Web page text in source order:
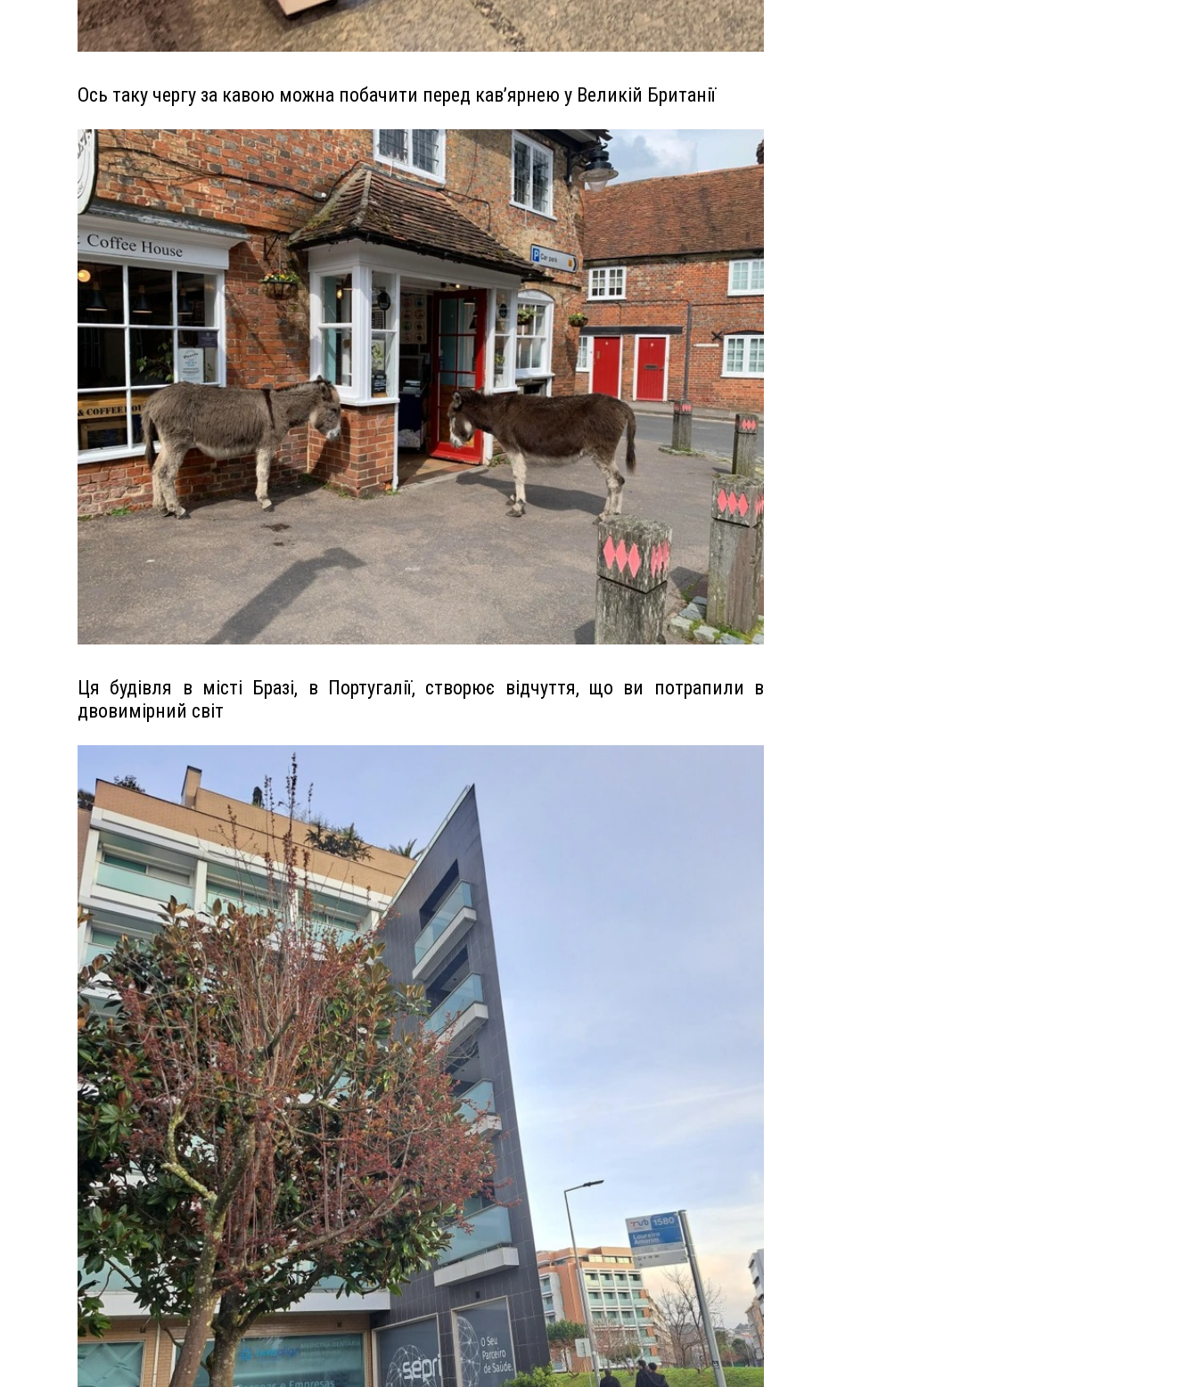
Ось таку чергу за кавою можна побачити перед кав’ярнею у Великій Британії
Ця будівля в місті Бразі, в Португалії, створює відчуття, що ви потрапили в
двовимірний світ